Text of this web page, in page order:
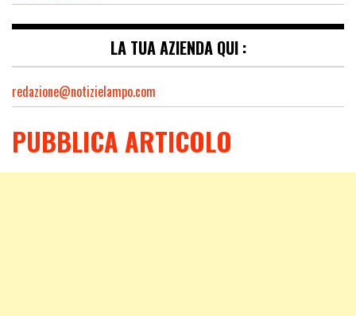
LA TUA AZIENDA QUI :
redazione@notizielampo.com
PUBBLICA ARTICOLO